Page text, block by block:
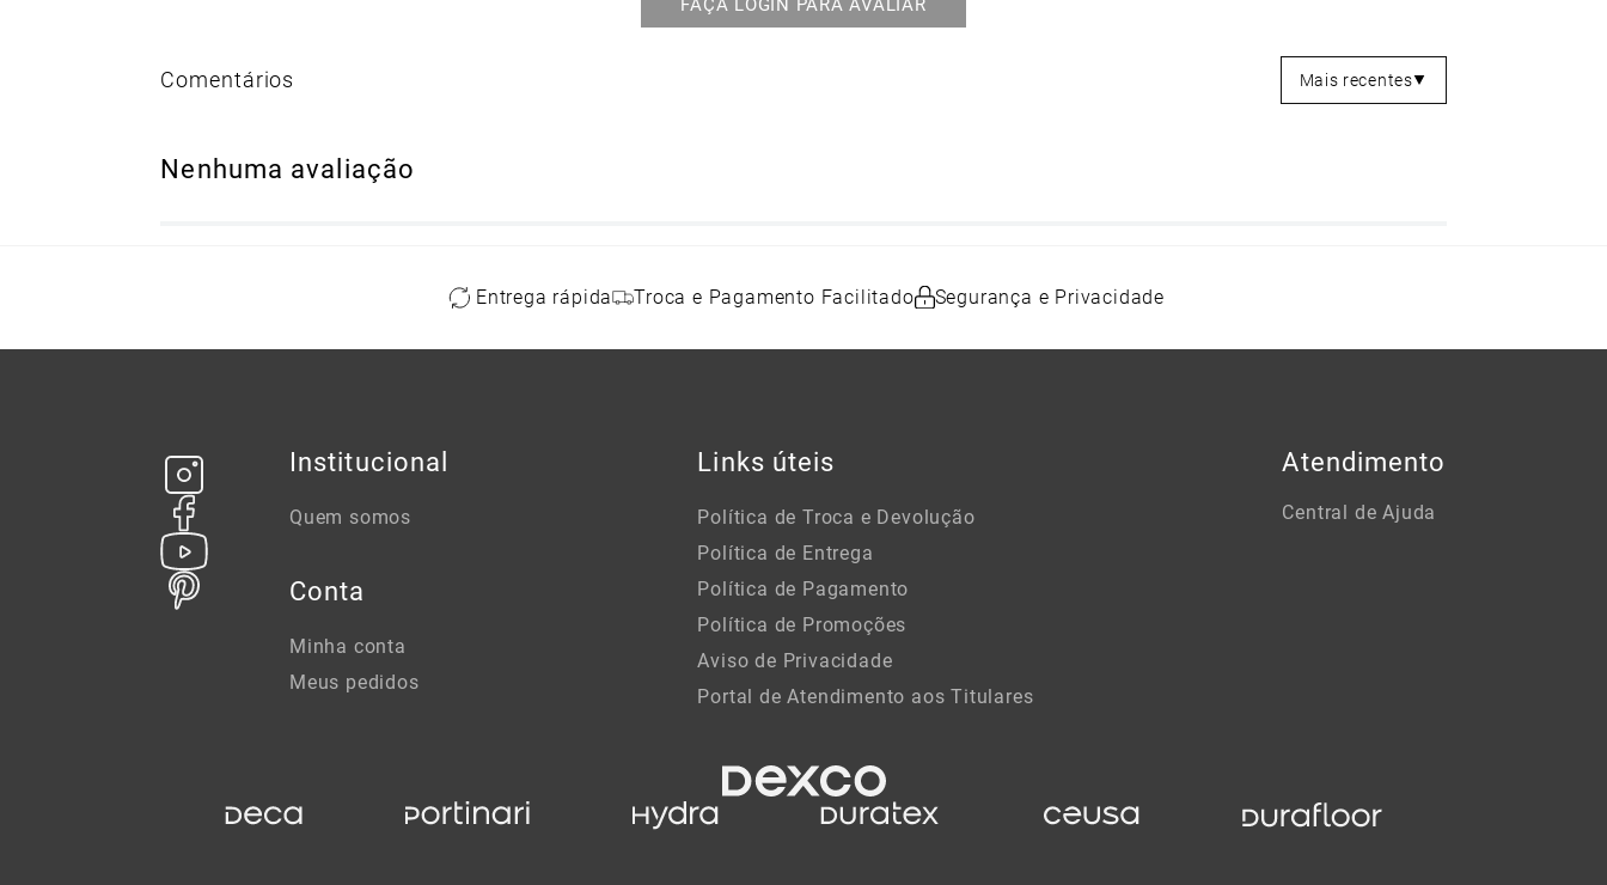
Mais recentes
Nenhuma avaliação
Entrega rápida Troca e Pagamento Facilitado Segurança e Privacidade
Institucional
Quem somos
Conta
Minha conta
Meus pedidos
Links úteis
Política de Troca e Devolução
Política de Entrega
Política de Pagamento
Política de Promoções
Aviso de Privacidade
Portal de Atendimento aos Titulares
Atendimento
Central de Ajuda